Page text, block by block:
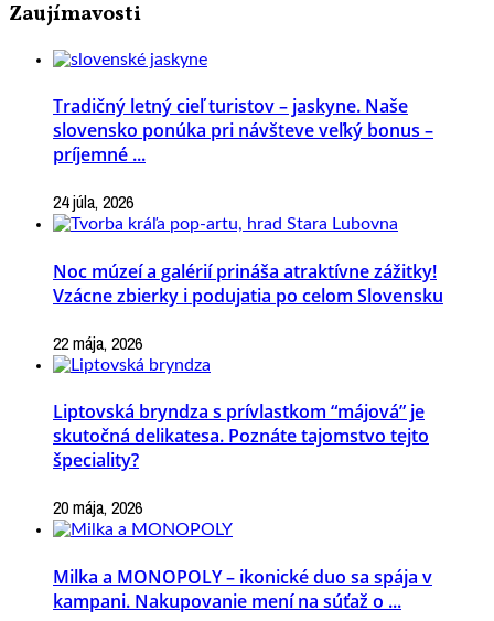
Zaujímavosti
Tradičný letný cieľ turistov – jaskyne. Naše
slovensko ponúka pri návšteve veľký bonus –
príjemné ...
24 júla, 2026
Noc múzeí a galérií prináša atraktívne zážitky!
Vzácne zbierky i podujatia po celom Slovensku
22 mája, 2026
Liptovská bryndza s prívlastkom “májová” je
skutočná delikatesa. Poznáte tajomstvo tejto
špeciality?
20 mája, 2026
Milka a MONOPOLY – ikonické duo sa spája v
kampani. Nakupovanie mení na súťaž o ...